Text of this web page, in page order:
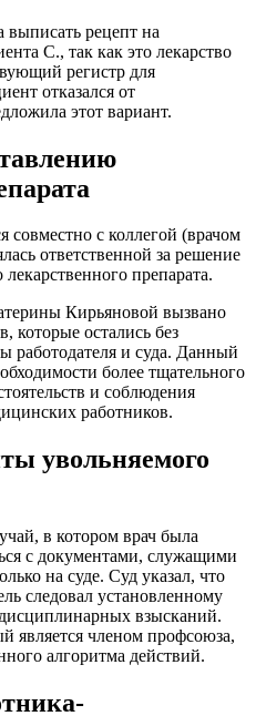
выписать рецепт на
С., так как это лекарство
регистр для
отказался от
этот вариант.
с коллегой (врачом
ответственной за решение
препарата.
Кирьяновой вызвано
которые остались без
работодателя и суда. Данный
более тщательного
и соблюдения
работников.
увольняемого
в котором врач была
с документами, служащими
на суде. Суд указал, что
следовал установленному
взысканий.
является членом профсоюза,
алгоритма действий.